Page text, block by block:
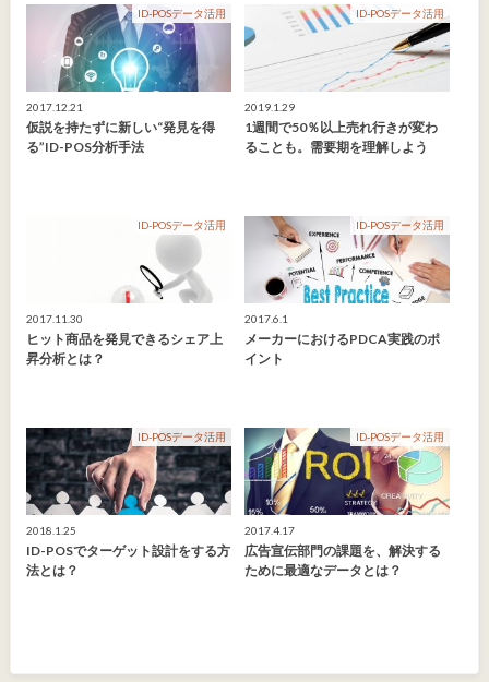
ID-POSデータ活用
2017.12.21
仮説を持たずに新しい“発見を得
る”ID-POS分析手法
ID-POSデータ活用
2019.1.29
1週間で50％以上売れ行きが変わ
ることも。需要期を理解しよう
ID-POSデータ活用
2017.11.30
ヒット商品を発見できるシェア上
昇分析とは？
ID-POSデータ活用
2017.6.1
メーカーにおけるPDCA実践のポ
イント
ID-POSデータ活用
2018.1.25
ID-POSでターゲット設計をする方
法とは？
ID-POSデータ活用
2017.4.17
広告宣伝部門の課題を、解決する
ために最適なデータとは？